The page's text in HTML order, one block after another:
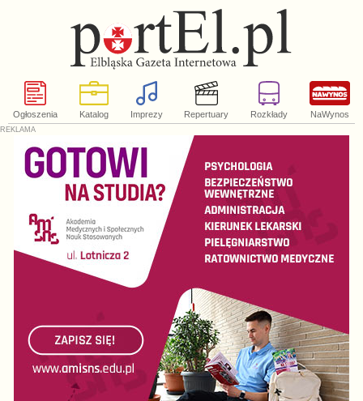
Ogłoszenia Katalog Imprezy Repertuary Rozkłady NaWynos